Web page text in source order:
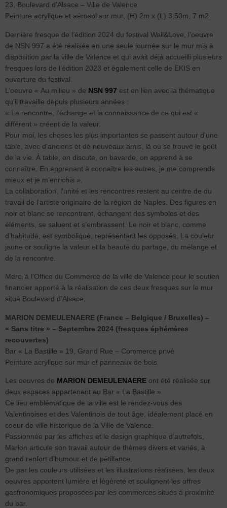
23, Boulevard d’Alsace – Ville de Valence
Peinture acrylique et aérosol sur mur, (H) 2m x (L) 3,50m, 7 m2
Dernière fresque de l’édition 2024 du festival Wall&Love, l’oeuvre
de NSN 997 a été réalisée en une seule journée sur le mur mis à
disposition par la ville de Valence et qui avait déjà accueilli plusieurs
fresques lors de l’édition 2023 et également celle de EKIS en
ouverture du festival.
L’oeuvre « Au milieu » de NSN 997 est en lien avec la thématique
qu’il travaille depuis plusieurs années :
« La rencontre, l’échange et la connaissance de ce qui est «
différent » créent de la valeur.
Pour moi, les choses les plus importantes se passent autour d’une
table, avec d’anciens et de nouveaux amis, là où se trouve le goût
de la vie. À table, on discute, on bavarde, on apprend à se
connaître. En apprenant à connaître les autres, je me comprends
mieux et je m’enrichis ».
La collaboration, l’unité et les rencontres restent au centre de du
travail de l’artiste originaire de la région de Naples. Des figures en
noir et blanc se rencontrent, échangent des symboles et des
éléments, se saluent et s’embrassent. Le noir et blanc, comme
d’habitude, est symbolique, représentant les opposés. La couleur
jaune or souligne la valeur et la beauté du partage, du mélange et
de la rencontre.
Merci à l’Office du Commerce de la ville de Valence pour le soutien
financier apporté à la réalisation de ces deux fresques sur le mur
situé Boulevard d’Alsace.
MARION DEMEULENAERE (France – Belgique / Bruxelles) –
« Sans titre » – Septembre 2024 (fresques éphémères
recouvertes)
Bar « La Bastille » 19, Grand Rue – Commerce privé
Peinture acrylique sur mur et panneaux de bois.
Les oeuvres de MARION DEMEULENAERE ont été réalisée sur
deux espaces appartenant au Bar « La Bastille ».
Ce lieu emblématique de la ville est le rendez-vous des
Valentinoises et des Valentinois de tout âge, idéalement placé en
coeur de ville historique de la Ville de Valence.
Passionnée par les affiches et le design graphique d’autrefois,
Marion articule son travail autour de thèmes divers et variés, à
grand renfort d’humour et de pétillance.
De par les couleurs utilisées et les illustrations réalisées, les deux
oeuvres apportent lumière et légèreté et soulignent les offres
gastronomiques proposées par les commerces situés à proximité
du bar.